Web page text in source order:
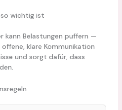
so wichtig ist
kann Belastungen puffern —
klare Kommunikation
und sorgt dafür, dass